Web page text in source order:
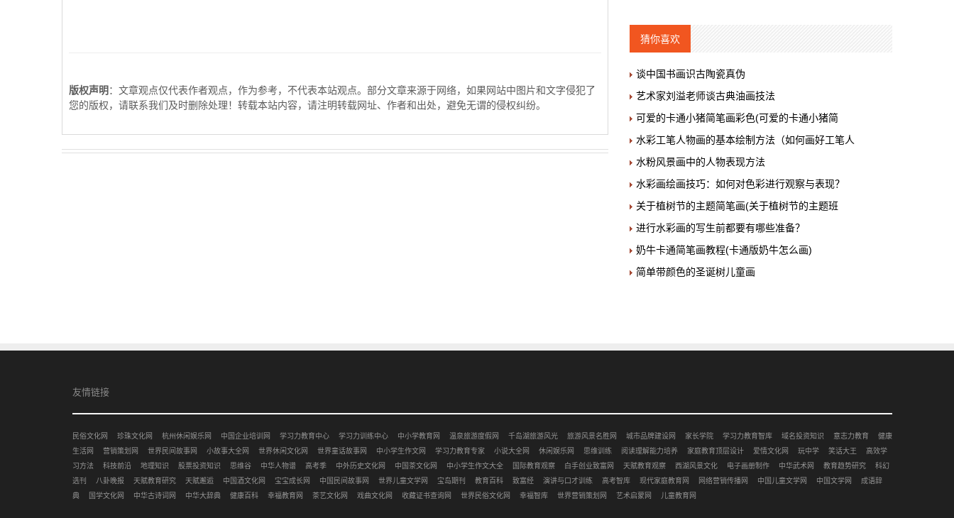
版权声明 ：文章观点仅代表作者观点，作为参考，不代表本站观点。部分文章来源于网络，如果网站中图片和文字侵犯了
您的版权，请联系我们及时删除处理！转载本站内容，请注明转载网址、作者和出处，避免无谓的侵权纠纷。
猜你喜欢
谈中国书画识古陶瓷真伪
艺术家刘溢老师谈古典油画技法
可爱的卡通小猪简笔画彩色(可爱的卡通小猪简
水彩工笔人物画的基本绘制方法（如何画好工笔人
水粉风景画中的人物表现方法
水彩画绘画技巧：如何对色彩进行观察与表现？
关于植树节的主题简笔画(关于植树节的主题班
进行水彩画的写生前都要有哪些准备？
奶牛卡通简笔画教程(卡通版奶牛怎么画)
简单带颜色的圣诞树儿童画
友情链接
民俗文化网 珍珠文化网 杭州休闲娱乐网 中国企业培训网 学习力教育中心 学习力训练中心 中小学教育网 温泉旅游度假网 千岛湖旅游风光 旅游风景名胜网 城市品牌建设网 家长学院 学习力教育智库 域名投资知识 意志力教育
健康
生活网
营销策划网 世界民间故事网 小故事大全网 世界休闲文化网 世界童话故事网 中小学生作文网 学习力教育专家 小说大全网 休闲娱乐网 思维训练 阅读理解能力培养 家庭教育顶层设计 爱情文化网 玩中学 笑话大王
高效学
习方法
科技前沿 地理知识 股票投资知识 思维谷 中华人物谱 高考季 中外历史文化网 中国茶文化网 中小学生作文大全 国际教育观察 白手创业致富网 天赋教育观察 西湖风景文化 电子画册制作 中华武术网 教育趋势研究
科幻
选刊
八卦晚报 天赋教育研究 天赋邂逅 中国酒文化网 宝宝成长网 中国民间故事网 世界儿童文学网 宝岛期刊 教育百科 致富经 演讲与口才训练 高考智库 现代家庭教育网 网络营销传播网 中国儿童文学网 中国文学网
成语辞
典
国学文化网 中华古诗词网 中华大辞典 健康百科 幸福教育网 茶艺文化网 戏曲文化网 收藏证书查询网 世界民俗文化网 幸福智库 世界营销策划网 艺术启蒙网 儿童教育网